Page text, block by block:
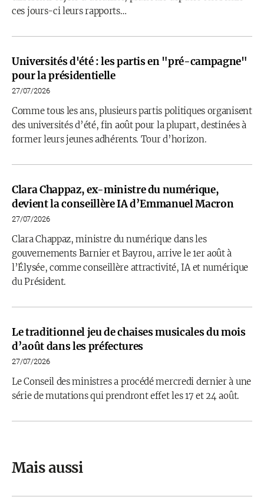
ces jours-ci leurs rapports…
Universités d'été : les partis en "pré-campagne"
pour la présidentielle
27/07/2026
Comme tous les ans, plusieurs partis politiques organisent
des universités d’été, fin août pour la plupart, destinées à
former leurs jeunes adhérents. Tour d’horizon.
Clara Chappaz, ex-ministre du numérique,
devient la conseillère IA d’Emmanuel Macron
27/07/2026
Clara Chappaz, ministre du numérique dans les
gouvernements Barnier et Bayrou, arrive le 1er août à
l’Élysée, comme conseillère attractivité, IA et numérique
du Président.
Le traditionnel jeu de chaises musicales du mois
d’août dans les préfectures
27/07/2026
Le Conseil des ministres a procédé mercredi dernier à une
série de mutations qui prendront effet les 17 et 24 août.
Mais aussi